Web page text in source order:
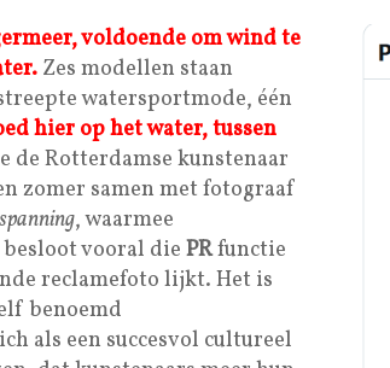
voldoende om wind te
Zes modellen staan
watersportmode, één
hier op het water, tussen
de Rotterdamse kunstenaar
zomer samen met fotograaf
, waarmee
vooral die PRfunctie
reclamefoto lijkt. Het is
benoemd
als een succesvol cultureel